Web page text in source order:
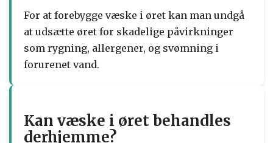
For at forebygge væske i øret kan man undgå
at udsætte øret for skadelige påvirkninger
som rygning, allergener, og svømning i
forurenet vand.
Kan væske i øret behandles
derhjemme?